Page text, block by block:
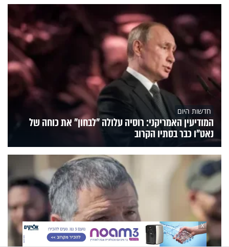
חדשות היום
המודיעין האמריקני: רוסיה עלולה "לבחון" את כוחה של
נאט"ו כבר בסתיו הקרוב
X